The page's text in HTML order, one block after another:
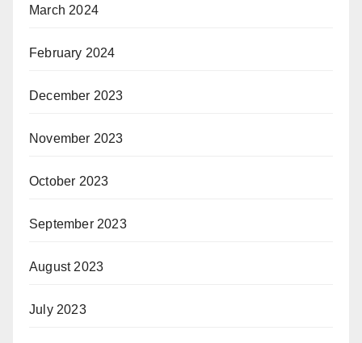
March 2024
February 2024
December 2023
November 2023
October 2023
September 2023
August 2023
July 2023